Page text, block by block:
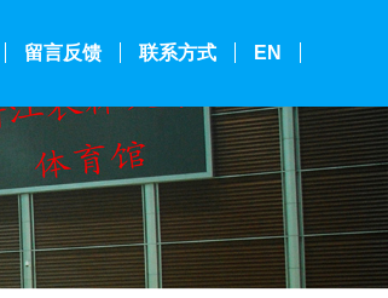
留言反馈 联系方式 EN